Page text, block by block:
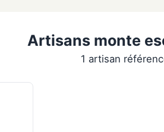
Artisans monte
1 artisan